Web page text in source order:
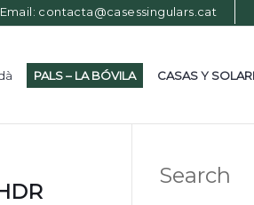
Email: contacta@casessingulars.cat
PALS – LA BÓVILA CASAS Y
Search